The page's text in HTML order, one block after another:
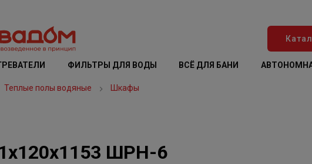
ФИЛЬТРЫ ДЛЯ ВОДЫ ВСЁ ДЛЯ БАНИ
Теплые полы водяные Шкафы
ШРН-6